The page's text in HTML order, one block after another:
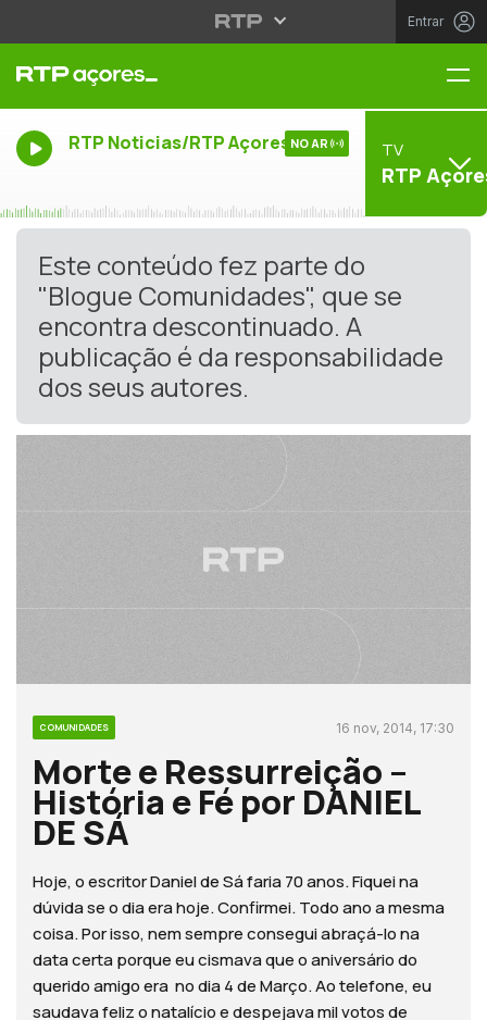
Entrar
RTP Noticias/RTP Açores NO AR TV
RTP
Este conteúdo fez parte do
"Blogue Comunidades", que se
encontra descontinuado. A
publicação é da responsabilidade
dos seus autores.
COMUNIDADES 16 nov, 2014, 17:30
Morte e Ressurreição –
História e Fé por DANIEL
DE SÁ
Hoje, o escritor Daniel de Sá faria 70 anos. Fiquei na
dúvida se o dia era hoje. Confirmei. Todo ano a mesma
coisa. Por isso, nem sempre consegui abraçá-lo na
data certa porque eu cismava que o aniversário do
querido amigo era no dia 4 de Março. Ao telefone, eu
saudava feliz o natalício e despejava mil votos de